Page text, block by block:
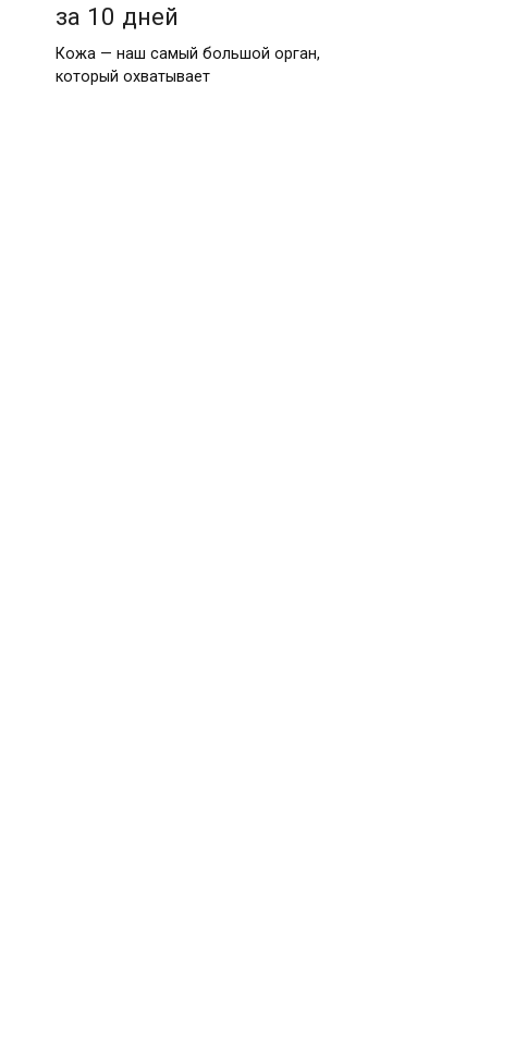
за 10 дней
Кожа — наш самый большой орган,
который охватывает